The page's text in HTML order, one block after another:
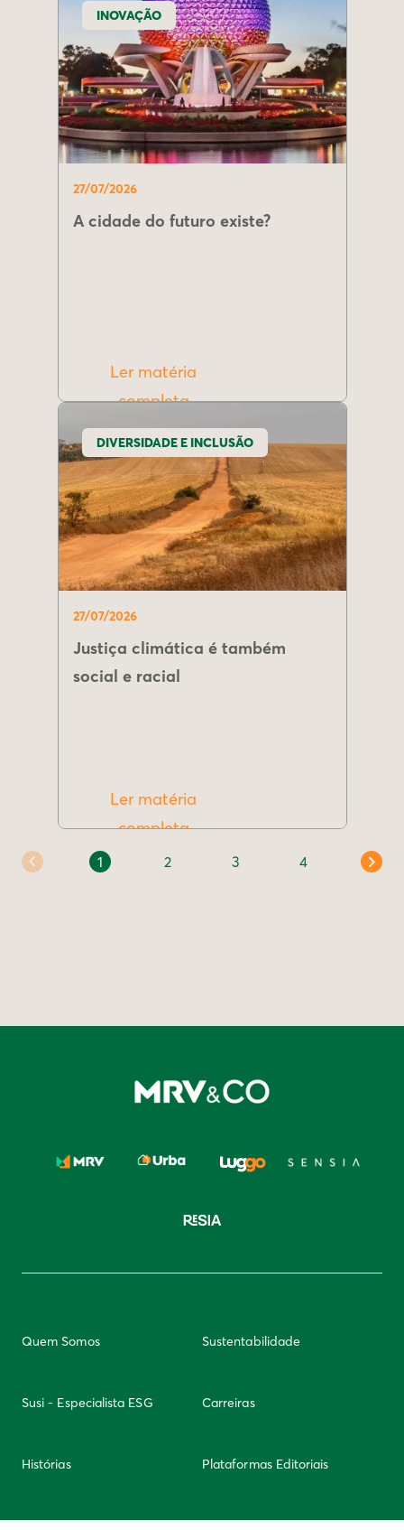
INOVAÇÃO
27/07/2026
A cidade do futuro existe?
Ler matéria
completa
DIVERSIDADE E INCLUSÃO
27/07/2026
Justiça climática é também
social e racial
Ler matéria
completa
1 2 3 4
Quem Somos Sustentabilidade
Susi - Especialista ESG Carreiras
Histórias Plataformas Editoriais
Newsletter Integridade